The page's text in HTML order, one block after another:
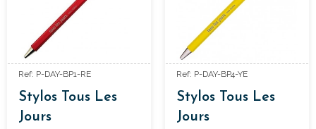
Ref: P-DAY-BP1-RE
Stylos Tous Les
Jours
Ref: P-DAY-BP4-YE
Stylos Tous Les
Jours